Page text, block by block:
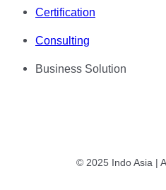
Certification
Consulting
Business Solution
© 2025 Indo Asia |